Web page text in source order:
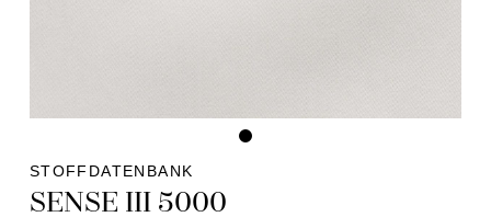
STOFFDATENBANK
SENSE III 5000